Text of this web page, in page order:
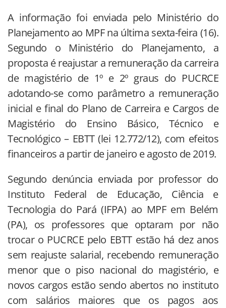
A informação foi enviada pelo Ministério do
Planejamento ao MPF na última sexta-feira (16).
Segundo o Ministério do Planejamento, a
proposta é reajustar a remuneração da carreira
de magistério de 1º e 2º graus do PUCRCE
adotando-se como parâmetro a remuneração
inicial e final do Plano de Carreira e Cargos de
Magistério do Ensino Básico, Técnico e
Tecnológico – EBTT (lei 12.772/12), com efeitos
financeiros a partir de janeiro e agosto de 2019.
Segundo denúncia enviada por professor do
Instituto Federal de Educação, Ciência e
Tecnologia do Pará (IFPA) ao MPF em Belém
(PA), os professores que optaram por não
trocar o PUCRCE pelo EBTT estão há dez anos
sem reajuste salarial, recebendo remuneração
menor que o piso nacional do magistério, e
novos cargos estão sendo abertos no instituto
com salários maiores que os pagos aos